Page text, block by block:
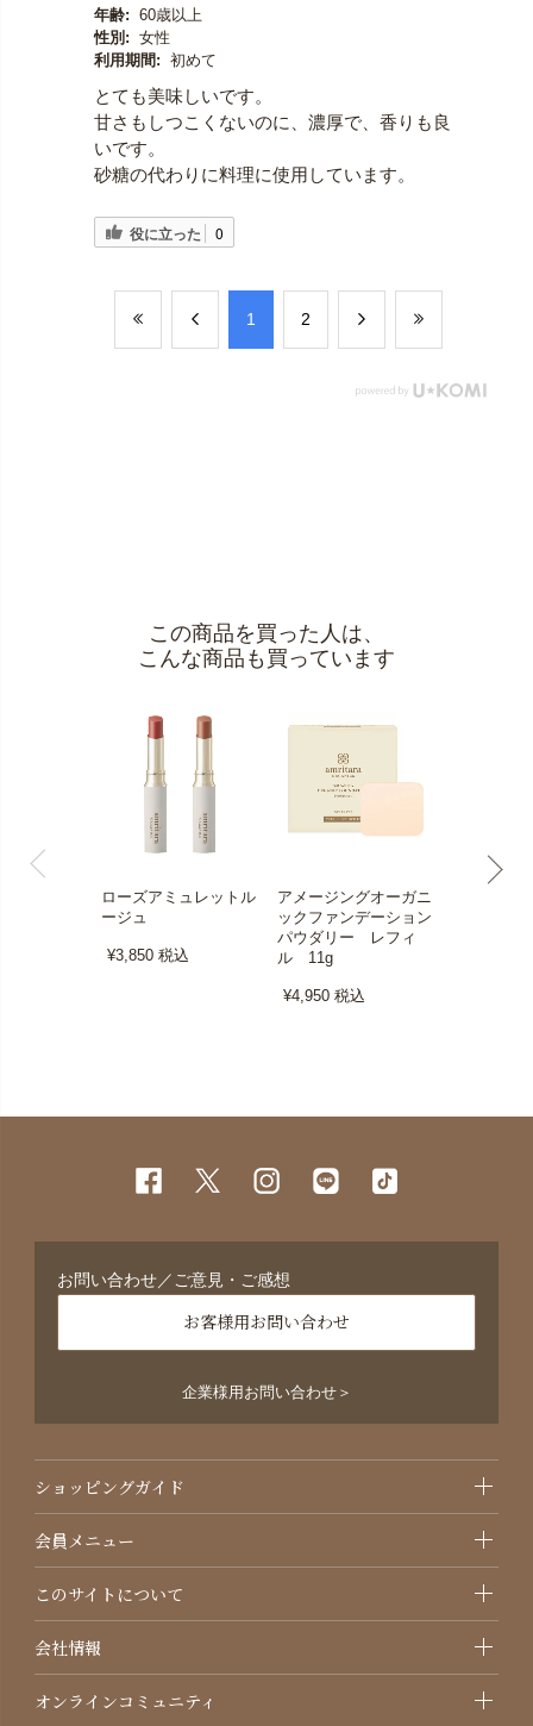
年齢: 60歳以上
性別: 女性
利用期間: 初めて
とても美味しいです。
甘さもしつこくないのに、濃厚で、香りも良
いです。
砂糖の代わりに料理に使用しています。
役に立った 0
​1 ​2
この商品を買った人は、
こんな商品も買っています
ローズアミュレットル
ージュ
¥3,850税込
アメージングオーガニ
ックファンデーション
パウダリー レフィ
ル 11g
¥4,950税込
お問い合わせ／ご意見・ご感想
お客様用お問い合わせ
企業様用お問い合わせ＞
ショッピングガイド
会員メニュー
このサイトについて
会社情報
オンラインコミュニティ